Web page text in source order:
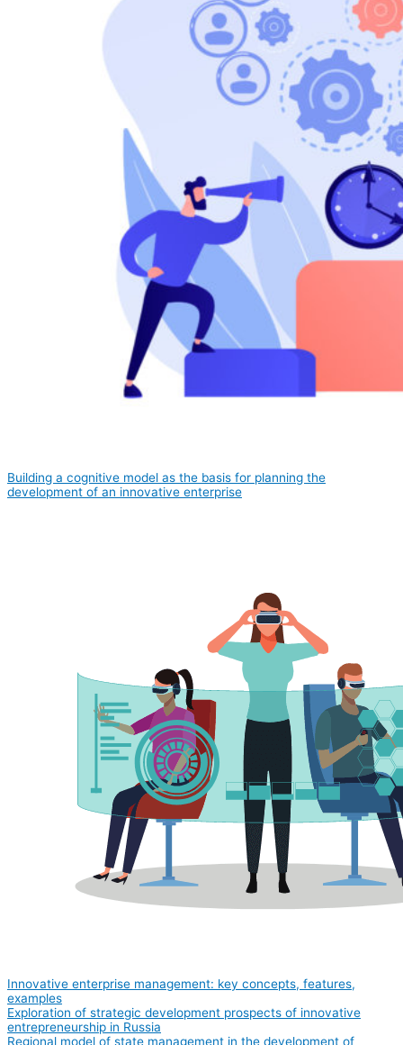
Building a cognitive model as the basis for planning the
development of an innovative enterprise
Innovative enterprise management: key concepts, features,
examples
Exploration of strategic development prospects of innovative
entrepreneurship in Russia
Regional model of state management in the development of